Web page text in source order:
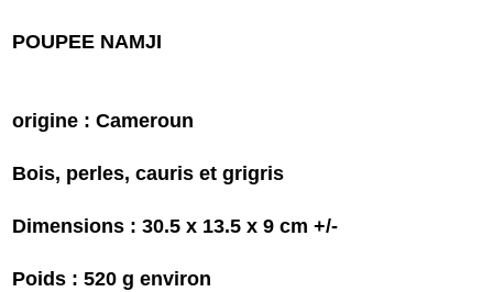
POUPEE NAMJI
origine : Cameroun
Bois, perles, cauris et grigris
Dimensions : 30.5 x 13.5 x 9 cm +/-
Poids : 520 g environ